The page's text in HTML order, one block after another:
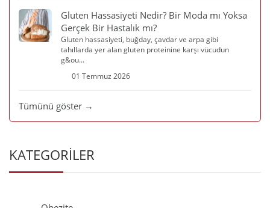
Gluten Hassasiyeti Nedir? Bir Moda mı Yoksa
Gerçek Bir Hastalık mı?
Gluten hassasiyeti, buğday, çavdar ve arpa gibi
tahıllarda yer alan gluten proteinine karşı vücudun
g&ou...
01 Temmuz 2026
Tümünü göster →
KATEGORİLER